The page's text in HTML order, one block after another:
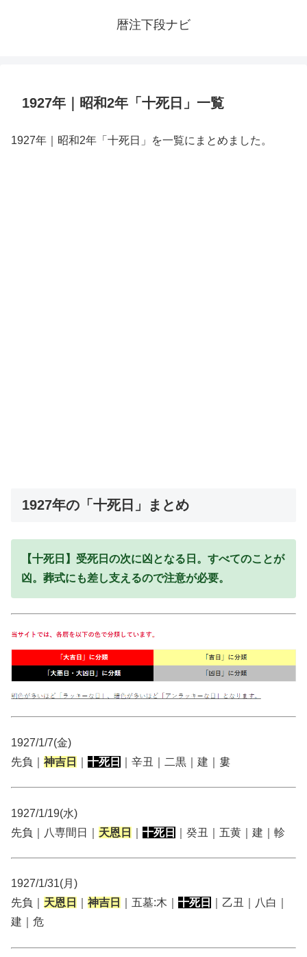
暦注下段ナビ
1927年｜昭和2年「十死日」一覧
1927年｜昭和2年「十死日」を一覧にまとめました。
1927年の「十死日」まとめ
【十死日】受死日の次に凶となる日。すべてのことが
凶。葬式にも差し支えるので注意が必要。
1927/1/7(金)
先負｜ 神吉日 十死日 ｜辛丑｜二黒｜建｜婁
1927/1/19(水)
先負｜八専間日｜ 天恩日 十死日 ｜癸丑｜五黄｜建｜軫
1927/1/31(月)
先負｜ 天恩日 神吉日 ｜五墓:木｜ 十死日
｜乙丑｜八白｜
建｜危